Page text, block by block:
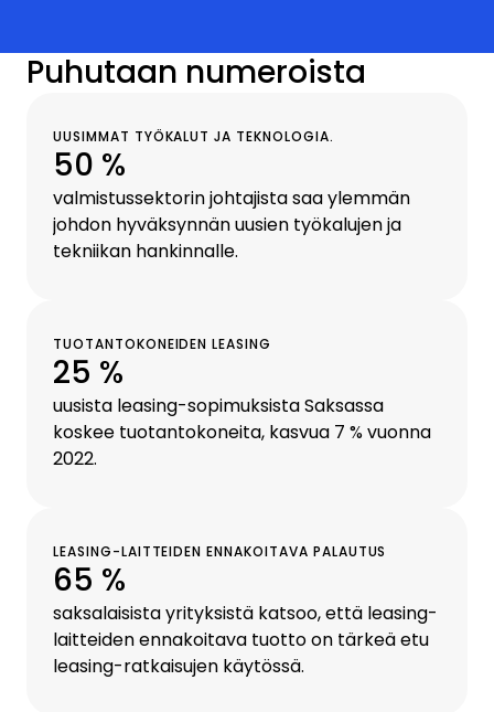
Puhutaan numeroista
UUSIMMAT TYÖKALUT JA TEKNOLOGIA.
50 %
valmistussektorin johtajista saa ylemmän
johdon hyväksynnän uusien työkalujen ja
tekniikan hankinnalle.
TUOTANTOKONEIDEN LEASING
25 %
uusista leasing-sopimuksista Saksassa
koskee tuotantokoneita, kasvua 7 % vuonna
2022.
LEASING-LAITTEIDEN ENNAKOITAVA PALAUTUS
65 %
saksalaisista yrityksistä katsoo, että leasing-
laitteiden ennakoitava tuotto on tärkeä etu
leasing-ratkaisujen käytössä.